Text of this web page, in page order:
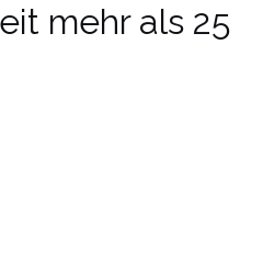
mehr als 25